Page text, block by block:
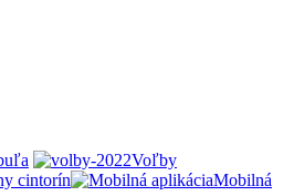
Voľby
cintorín
Mobilná